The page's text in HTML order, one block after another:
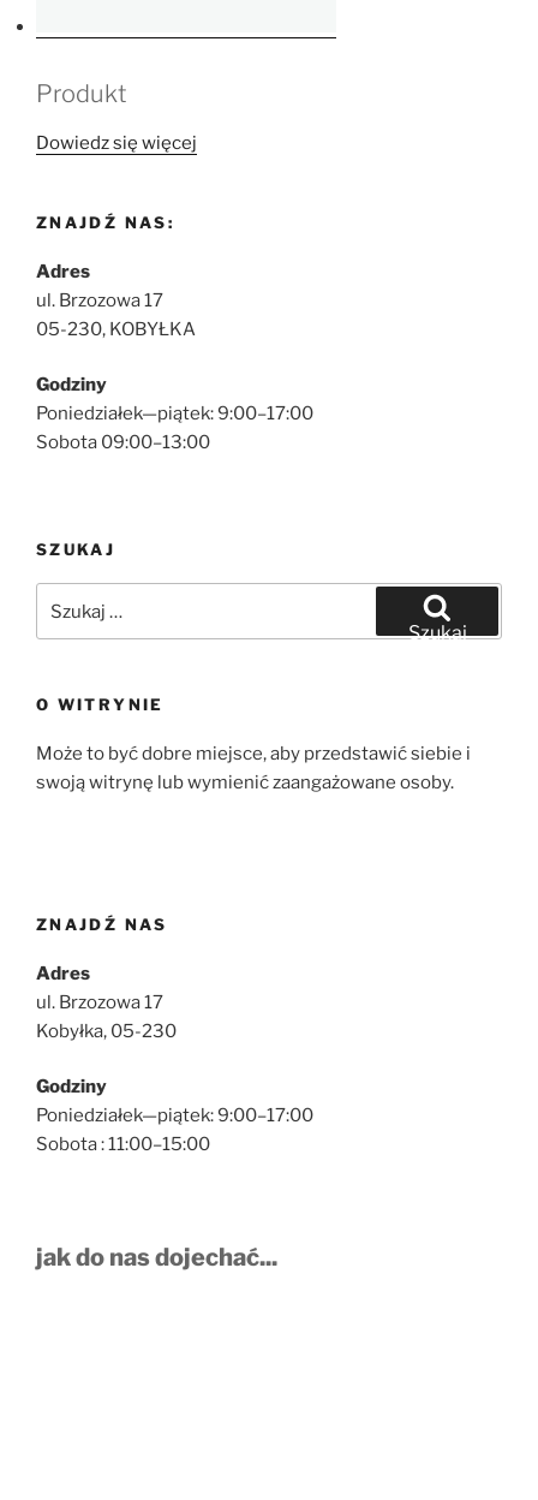
Produkt
Dowiedz się więcej
ZNAJDŹ NAS:
Adres
ul. Brzozowa 17
05-230, KOBYŁKA
Godziny
Poniedziałek—piątek: 9:00–17:00
Sobota 09:00–13:00
SZUKAJ
Szukaj
O WITRYNIE
Może to być dobre miejsce, aby przedstawić siebie i
swoją witrynę lub wymienić zaangażowane osoby.
ZNAJDŹ NAS
Adres
ul. Brzozowa 17
Kobyłka, 05-230
Godziny
Poniedziałek—piątek: 9:00–17:00
Sobota : 11:00–15:00
jak do nas dojechać...